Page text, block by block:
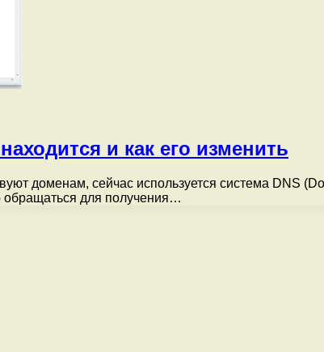
и как его изменить
доменам, сейчас используется система DNS
обращаться для получения…